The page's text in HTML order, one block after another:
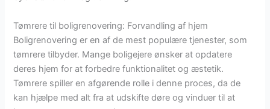
Tømrere til boligrenovering: Forvandling af hjem
Boligrenovering er en af de mest populære tjenester, som
tømrere tilbyder. Mange boligejere ønsker at opdatere
deres hjem for at forbedre funktionalitet og æstetik.
Tømrere spiller en afgørende rolle i denne proces, da de
kan hjælpe med alt fra at udskifte døre og vinduer til at